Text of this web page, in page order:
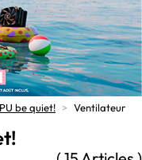
be quiet! > Ventilateur